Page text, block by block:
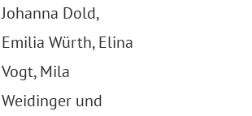
Johanna Dold,
Emilia Würth, Elina
Vogt, Mila
Weidinger und